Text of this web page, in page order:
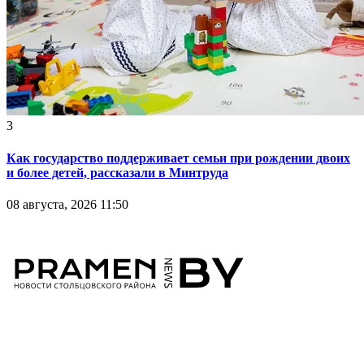
3
Как государство поддерживает семьи при рождении двоих
и более детей, рассказали в Минтруда
08 августа, 2026 11:50